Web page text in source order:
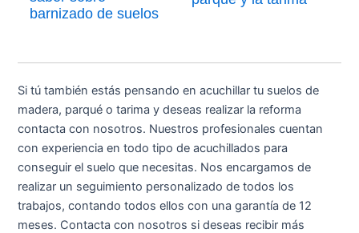
barnizado de suelos
Si tú también estás pensando en acuchillar tu suelos de
madera, parqué o tarima y deseas realizar la reforma
contacta con nosotros. Nuestros profesionales cuentan
con experiencia en todo tipo de acuchillados para
conseguir el suelo que necesitas. Nos encargamos de
realizar un seguimiento personalizado de todos los
trabajos, contando todos ellos con una garantía de 12
meses. Contacta con nosotros si deseas recibir más